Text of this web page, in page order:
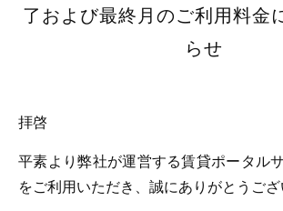
了および最終月のご利用料金
らせ
拝啓
平素より弊社が運営する賃貸ポータルサ
をご利用いただき、誠にありがとうござ